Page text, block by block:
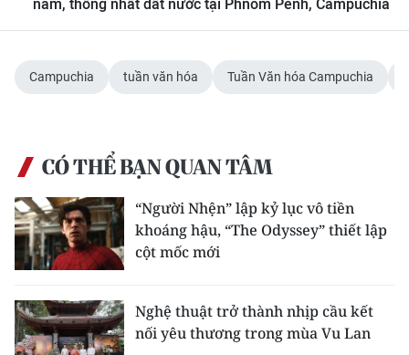
nam, thống nhất đất nước tại Phnom Penh, Campuchia
Campuchia tuần văn hóa Tuần Văn hóa Campuchia
CÓ THỂ BẠN QUAN TÂM
“Người Nhện” lập kỷ lục vô tiền
khoáng hậu, “The Odyssey” thiết lập
cột mốc mới
Nghệ thuật trở thành nhịp cầu kết
nối yêu thương trong mùa Vu Lan